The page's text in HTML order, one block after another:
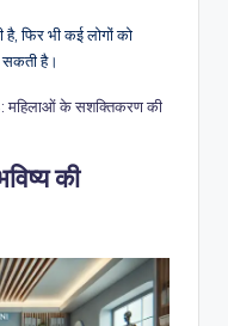
है, फिर भी कई लोगों को
सकती है।
महिलाओं के सशक्तिकरण की
की